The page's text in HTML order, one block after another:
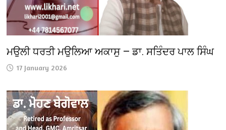
ਮਉਲੀ ਧਰਤੀ ਮਉਲਿਆ ਅਕਾਸੁ — ਡਾ. ਸਤਿੰਦਰ ਪਾਲ ਸਿੰਘ
17 January 2026